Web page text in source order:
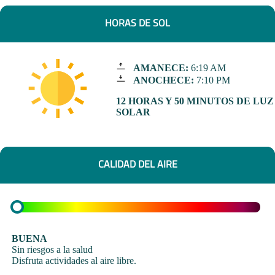
HORAS DE SOL
AMANECE: 6:19 AM
ANOCHECE: 7:10 PM
12 HORAS Y 50 MINUTOS DE LUZ
SOLAR
CALIDAD DEL AIRE
BUENA
Sin riesgos a la salud
Disfruta actividades al aire libre.